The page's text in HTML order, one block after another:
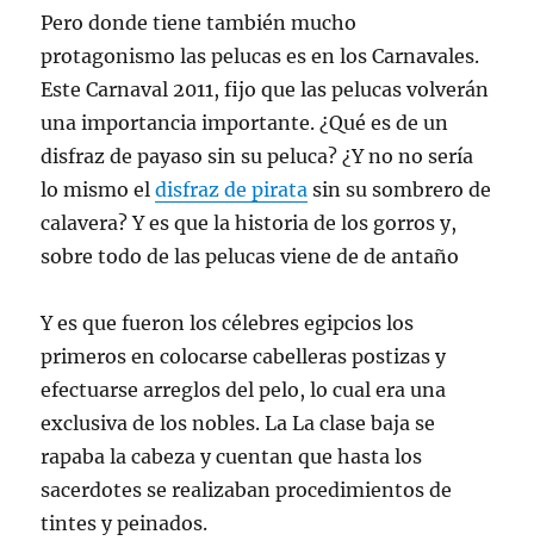
Pero donde tiene también mucho
protagonismo las pelucas es en los Carnavales.
Este Carnaval 2011, fijo que las pelucas volverán
una importancia importante. ¿Qué es de un
disfraz de payaso sin su peluca? ¿Y no no sería
lo mismo eldisfraz de pirata sin su sombrero de
calavera? Y es que la historia de los gorros y,
sobre todo de las pelucas viene de de antaño
Y es que fueron los célebres egipcios los
primeros en colocarse cabelleras postizas y
efectuarse arreglos del pelo, lo cual era una
exclusiva de los nobles. La La clase baja se
rapaba la cabeza y cuentan que hasta los
sacerdotes se realizaban procedimientos de
tintes y peinados.